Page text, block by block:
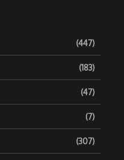
(447)
(183)
(47)
(7)
(307)